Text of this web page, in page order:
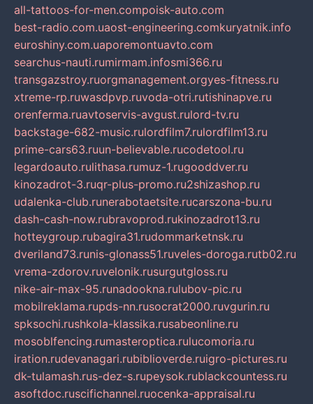
all-tattoos-for-men.compoisk-auto.com
best-radio.com.uaost-engineering.comkuryatnik.info
euroshiny.com.uaporemontuavto.com
searchus-nauti.rumirmam.infosmi366.ru
transgazstroy.ruorgmanagement.orgyes-fitness.ru
xtreme-rp.ruwasdpvp.ruvoda-otri.rutishinapve.ru
orenferma.ruavtoservis-avgust.rulord-tv.ru
backstage-682-music.rulordfilm7.rulordfilm13.ru
prime-cars63.ruun-believable.rucodetool.ru
legardoauto.rulithasa.rumuz-1.rugooddver.ru
kinozadrot-3.ruqr-plus-promo.ru2shizashop.ru
udalenka-club.runerabotaetsite.rucarszona-bu.ru
dash-cash-now.rubravoprod.rukinozadrot13.ru
hotteygroup.rubagira31.rudommarketnsk.ru
dveriland73.runis-glonass51.ruveles-doroga.rutb02.ru
vrema-zdorov.ruvelonik.rusurgutgloss.ru
nike-air-max-95.runadookna.rulubov-pic.ru
mobilreklama.rupds-nn.rusocrat2000.ruvgurin.ru
spksochi.rushkola-klassika.rusabeonline.ru
mosoblfencing.rumasteroptica.rulucomoria.ru
iration.rudevanagari.rubiblioverde.ruigro-pictures.ru
dk-tulamash.rus-dez-s.rupeysok.rublackcountess.ru
asoftdoc.ruscifichannel.ruocenka-appraisal.ru